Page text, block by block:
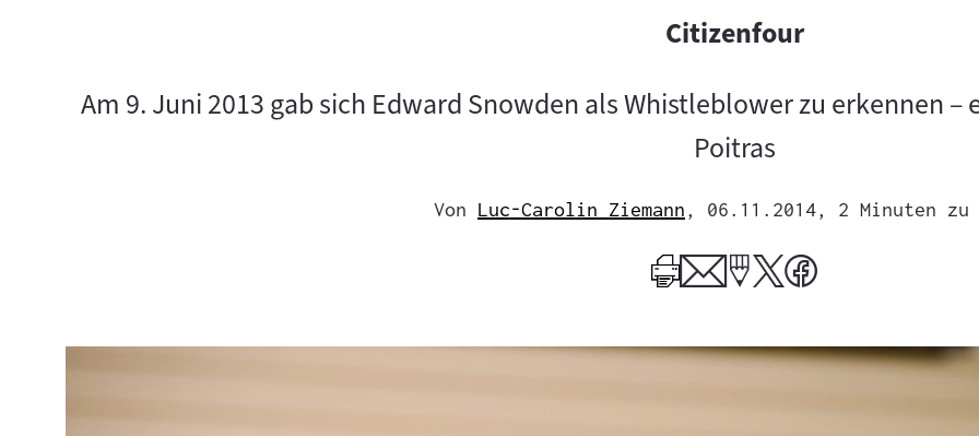
Citizenfour
Am 9. Juni 2013 gab sich Edward Snowden als Whistleblower zu erkennen –
Poitras
Von Luc-Carolin Ziemann, 06.11.2014, 2 Minuten zu